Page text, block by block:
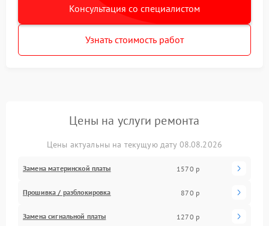
Консультация со специалистом
Узнать стоимость работ
Цены на услуги ремонта
Цены актуальны на текущую дату 08.08.2026
Замена материнской платы 1570 р
Прошивка / разблокировка 870 р
Замена сигнальной платы 1270 р